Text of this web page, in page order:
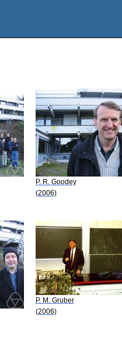
P. R. Goodey
(2006)
P. M. Gruber
(2006)